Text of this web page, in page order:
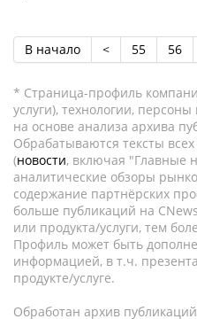
В начало < 55 56
* Страница-профиль
услуги), технологии,
на основе анализа архива
Обрабатываются тексты
(новости, включая "Главные
аналитические обзоры
содержание партнёрских
больше публикаций на
или продукта/услуги, тем
Профиль может быть
информацией, в т.ч.
продукте/услуге.
Обработан архив